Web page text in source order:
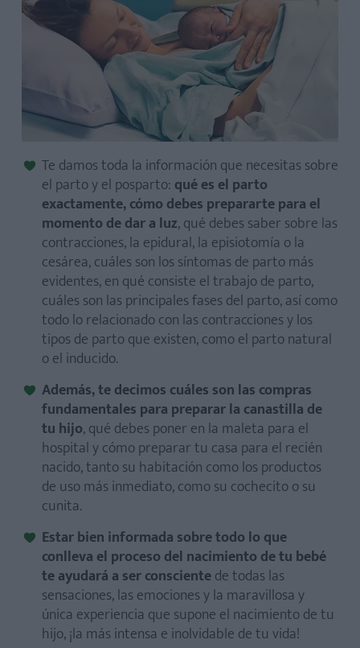
El proceso de parto se puede dividir en tres etapas:
Te damos toda la información que necesitas sobre
el parto y el posparto: qué es el parto
exactamente, cómo debes prepararte para el
momento de dar a luz, qué debes saber sobre las
contracciones, la epidural, la episiotomía o la
cesárea, cuáles son los síntomas de parto más
evidentes, en qué consiste el trabajo de parto,
cuáles son las principales fases del parto, así como
todo lo relacionado con las contracciones y los
tipos de parto que existen, como el parto natural
o el inducido.
Además, te decimos cuáles son las compras
fundamentales para preparar la canastilla de
tu hijo, qué debes poner en la maleta para el
hospital y cómo preparar tu casa para el recién
nacido, tanto su habitación como los productos
de uso más inmediato, como su cochecito o su
cunita.
Estar bien informada sobre todo lo que
conlleva el proceso del nacimiento de tu bebé
te ayudará a ser conscientede todas las
sensaciones, las emociones y la maravillosa y
única experiencia que supone el nacimiento de tu
hijo, ¡la más intensa e inolvidable de tu vida!